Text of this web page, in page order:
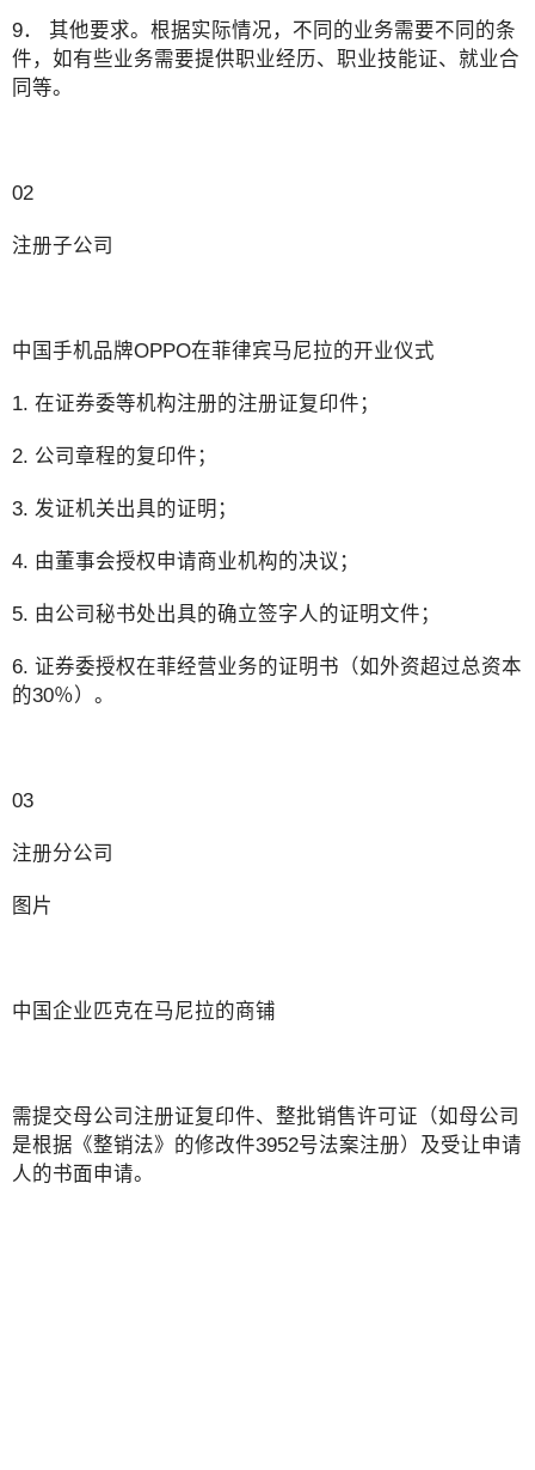
9． 其他要求。根据实际情况，不同的业务需要不同的条
件，如有些业务需要提供职业经历、职业技能证、就业合
同等。
02
注册子公司
中国手机品牌OPPO在菲律宾马尼拉的开业仪式
1. 在证券委等机构注册的注册证复印件；
2. 公司章程的复印件；
3. 发证机关出具的证明；
4. 由董事会授权申请商业机构的决议；
5. 由公司秘书处出具的确立签字人的证明文件；
6. 证券委授权在菲经营业务的证明书（如外资超过总资本
的30％）。
03
注册分公司
图片
中国企业匹克在马尼拉的商铺
需提交母公司注册证复印件、整批销售许可证（如母公司
是根据《整销法》的修改件3952号法案注册）及受让申请
人的书面申请。